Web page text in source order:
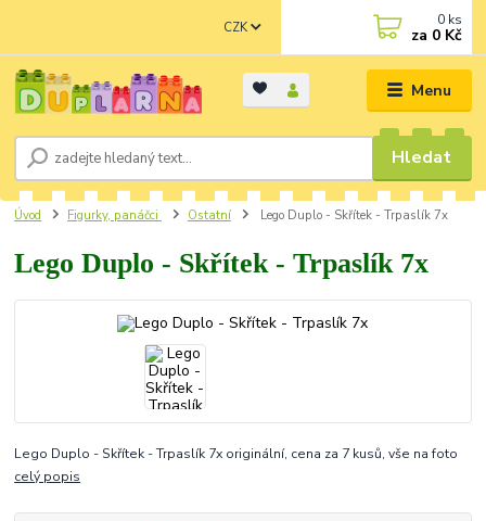
Menu
CZK
Hledat
0 ks
za 0 Kč
Úvod Figurky, panáčci Ostatní Lego Duplo - Skřítek - Trpaslík 7x
Lego Duplo - Skřítek - Trpaslík 7x
Lego Duplo - Skřítek - Trpaslík 7x originální, cena za 7 kusů, vše na foto
celý popis